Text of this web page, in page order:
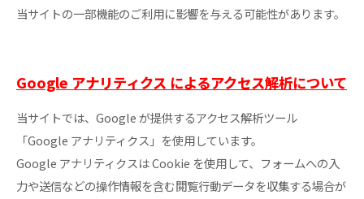
当サイトの一部機能のご利用に影響を与える可能性があります。
Google アナリティクス によるアクセス解析について
当サイトでは、Google が提供するアクセス解析ツール
「Google アナリティクス」を使用しています。
Google アナリティクスは Cookie を使用して、フォームへの入
力や送信などの操作情報を含む閲覧行動データを収集する場合が